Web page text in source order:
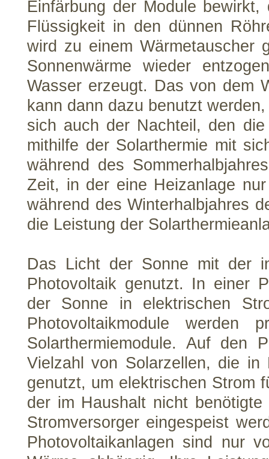
Einfärbung der Module
Flüssigkeit in den dünnen
wird zu einem Wärmetauscher
Sonnenwärme wieder
Wasser erzeugt. Das von dem
kann dann dazu benutzt
sich auch der Nachteil, den
mithilfe der Solarthermie mit
während des
Zeit, in der eine Heizanlage
während des Winterhalbjahres
die Leistung der
Das Licht der Sonne mit der
Photovoltaik genutzt. In einer
der Sonne in elektrischen
Photovoltaikmodule werden
Solarthermiemodule. Auf den
Vielzahl von Solarzellen, die
genutzt, um elektrischen Strom
der im Haushalt nicht
Stromversorger eingespeist
Photovoltaikanlagen sind nur